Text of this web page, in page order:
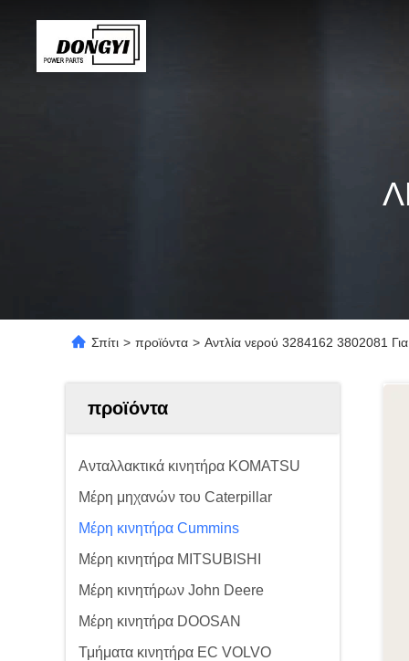
Σπίτι > προϊόντα > Αντλία νερού 3284162 3802081
προϊόντα
Ανταλλακτικά κινητήρα KOMATSU
Μέρη μηχανών του Caterpillar
Μέρη κινητήρα Cummins
Μέρη κινητήρα MITSUBISHI
Μέρη κινητήρων John Deere
Μέρη κινητήρα DOOSAN
Τμήματα κινητήρα EC VOLVO